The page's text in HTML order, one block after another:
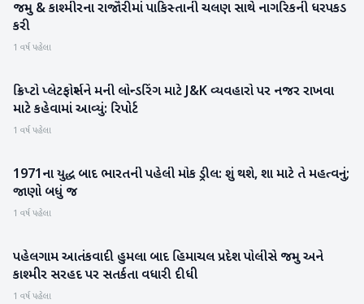
રાષ્ટ્રીય
જમ્મુ & કાશ્મીરના રાજૌરીમાં પાકિસ્તાની ચલણ સાથે નાગરિકની ધરપકડ
કરી
1 વર્ષ પહેલા
બિઝનેસ
ક્રિપ્ટો પ્લેટફોર્મ્સને મની લોન્ડરિંગ માટે J&K વ્યવહારો પર નજર રાખવા
માટે કહેવામાં આવ્યું: રિપોર્ટ
1 વર્ષ પહેલા
રાષ્ટ્રીય
1971ના યુદ્ધ બાદ ભારતની પહેલી મોક ડ્રીલ: શું થશે, શા માટે તે મહત્વનું;
જાણો બધું જ
1 વર્ષ પહેલા
રાષ્ટ્રીય
પહેલગામ આતંકવાદી હુમલા બાદ હિમાચલ પ્રદેશ પોલીસે જમ્મુ અને
કાશ્મીર સરહદ પર સતર્કતા વધારી દીધી
1 વર્ષ પહેલા